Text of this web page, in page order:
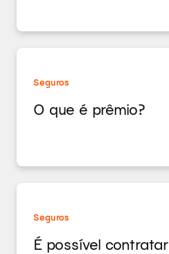
Seguros
O que é prêmio?
Seguros
É possível contratar